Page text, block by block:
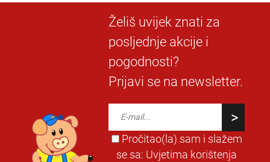
Želiš uvijek znati za
posljednje akcije i
pogodnosti?
Prijavi se na newsletter.
Pročitao(la) sam i slažem
se sa: Uvjetima korištenja